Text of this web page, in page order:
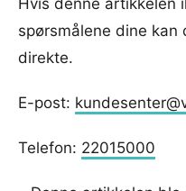
spørsmålene dine
direkte.
E-post:
Telefon: 22015000